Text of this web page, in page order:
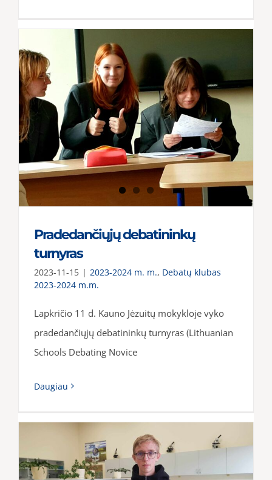
Pradedančiųjų debatininkų
turnyras
2023-11-15 | 2023-2024 m. m., Debatų klubas
2023-2024 m.m.
Lapkričio 11 d. Kauno Jėzuitų mokykloje vyko
pradedančiųjų debatininkų turnyras (Lithuanian
Schools Debating Novice
Daugiau